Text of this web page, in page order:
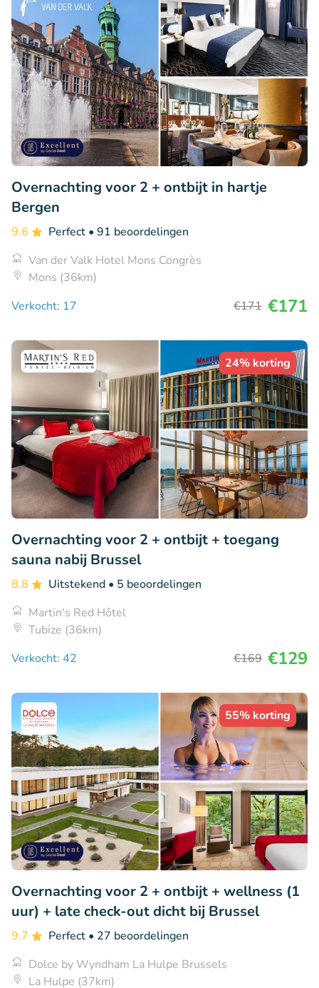
Overnachting voor 2 + ontbijt in hartje
Bergen
9.6 Perfect • 91 beoordelingen
Van der Valk Hotel Mons Congrès
Mons (36km)
Verkocht: 17
€171 €171
24% korting
Overnachting voor 2 + ontbijt + toegang
sauna nabij Brussel
8.8 Uitstekend • 5 beoordelingen
Martin's Red Hôtel
Tubize (36km)
Verkocht: 42
€169 €129
55% korting
Overnachting voor 2 + ontbijt + wellness (1
uur) + late check-out dicht bij Brussel
9.7 Perfect • 27 beoordelingen
Dolce by Wyndham La Hulpe Brussels
La Hulpe (37km)